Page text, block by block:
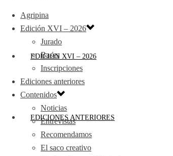
EDICIÓN XVI – 2026
EDICIONES ANTERIORES
Agripina
Edición XVI – 2026
Jurado
Bases
Inscripciones
Ediciones anteriores
Contenidos
Noticias
Entrevistas
Recomendamos
El saco creativo